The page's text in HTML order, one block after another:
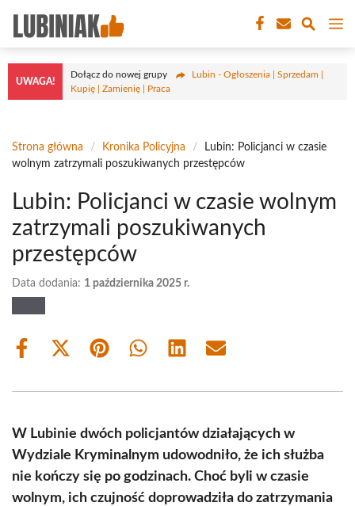
treści
UWAGA!
Dołącz do nowej grupy
Lubin - Ogłoszenia | Sprzedam |
Kupię | Zamienię | Praca
Strona główna / Kronika Policyjna /
Lubin: Policjanci w czasie
wolnym zatrzymali poszukiwanych przestępców
Lubin: Policjanci w czasie wolnym
zatrzymali poszukiwanych
przestępców
Data dodania: 1 października 2025 r.
Share
Share
(Twitter)
Share Share Share Share
W Lubinie dwóch policjantów działających w
Wydziale Kryminalnym udowodniło, że ich służba
nie kończy się po godzinach. Choć byli w czasie
wolnym, ich czujność doprowadziła do zatrzymania